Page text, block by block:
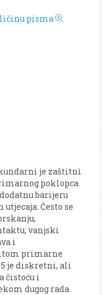
pisma
je zaštitni
poklopca
barijeru
Često se
vanjski
i
primarne
je diskretni, ali
čistoću i
dugog rada.